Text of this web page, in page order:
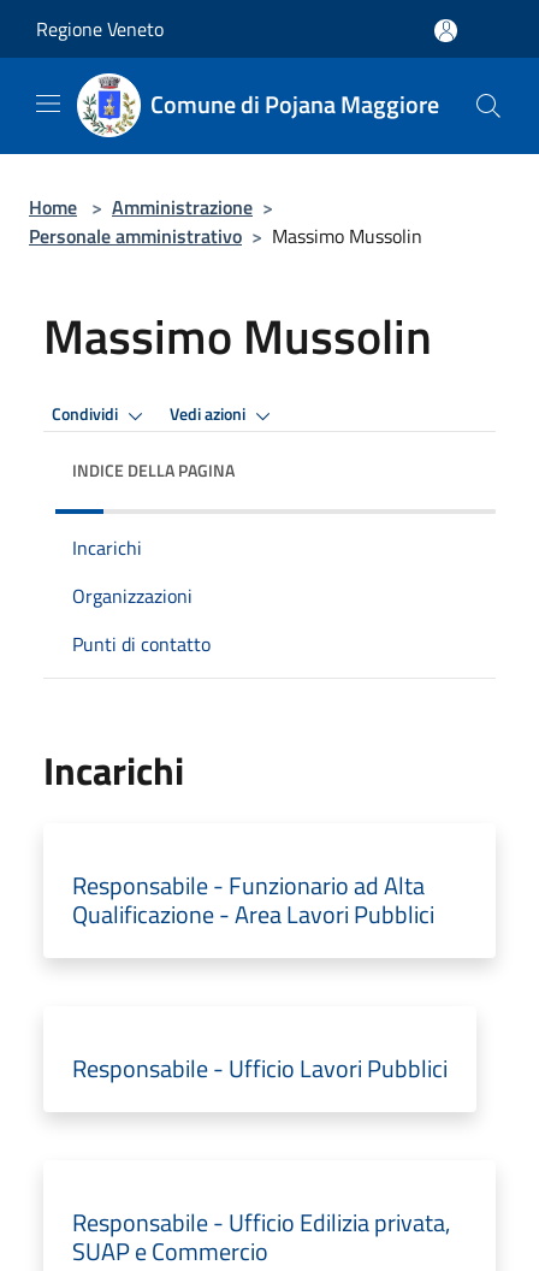
Regione Veneto
Comune di Pojana Maggiore
Home > Amministrazione >
Personale amministrativo > Massimo Mussolin
Massimo Mussolin
Condividi Vedi azioni
INDICE DELLA PAGINA
Incarichi
Organizzazioni
Punti di contatto
Incarichi
Responsabile - Funzionario ad Alta
Qualificazione - Area Lavori Pubblici
Responsabile - Ufficio Lavori Pubblici
Responsabile - Ufficio Edilizia privata,
SUAP e Commercio